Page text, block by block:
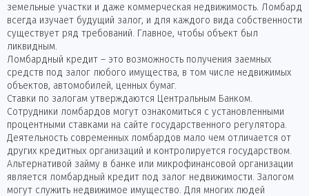
земельные участки и даже коммерческая недвижимость. Ломбард
всегда изучает будущий залог, и для каждого вида собственности
существует ряд требований. Главное, чтобы объект был
ликвидным.
Ломбардный кредит – это возможность получения заемных
средств под залог любого имущества, в том числе недвижимых
объектов, автомобилей, ценных бумаг.
Ставки по залогам утверждаются Центральным Банком.
Сотрудники ломбардов могут ознакомиться с установленными
процентными ставками на сайте государственного регулятора.
Деятельность современных ломбардов мало чем отличается от
других кредитных организаций и контролируется государством.
Альтернативой займу в банке или микрофинансовой организации
является ломбардный кредит под залог недвижимости. Залогом
могут служить недвижимое имущество. Для многих людей